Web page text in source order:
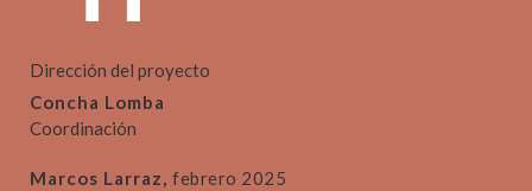
Dirección del proyecto
Concha Lomba
Coordinación
Marcos Larraz, febrero 2025